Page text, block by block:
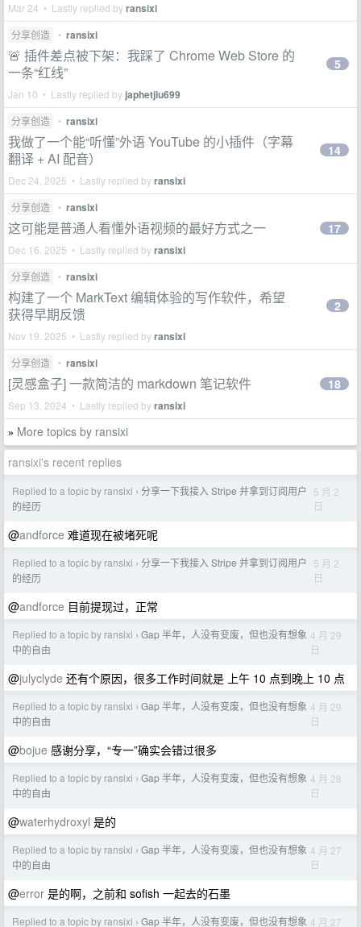
Mar 24 • Lastly replied byransixi
分享创造 • ransixi
🚨 插件差点被下架：我踩了 Chrome Web Store 的
一条“红线”
Jan 10 • Lastly replied by japhetjiu699
5
分享创造 • ransixi
我做了一个能“听懂”外语 YouTube 的小插件（字幕
翻译 + AI 配音）
Dec 24, 2025 • Lastly replied byransixi
14
分享创造 • ransixi
这可能是普通人看懂外语视频的最好方式之一
Dec 16, 2025 • Lastly replied byransixi
17
分享创造 • ransixi
构建了一个 MarkText 编辑体验的写作软件，希望
获得早期反馈
Nov 19, 2025 • Lastly replied byransixi
2
分享创造 • ransixi
[灵感盒子] 一款简洁的 markdown 笔记软件
Sep 13, 2024 • Lastly replied byransixi
18
» More topics by ransixi
ransixi's recent replies
Replied to a topic by ransixi › 分享一下我接入 Stripe 并拿到订阅用户
的经历
5 月 2
日
@andforce 难道现在被堵死呢
Replied to a topic by ransixi › 分享一下我接入 Stripe 并拿到订阅用户
的经历
5 月 2
日
@andforce 目前提现过，正常
Replied to a topic by ransixi › Gap 半年，人没有变废，但也没有想象
中的自由
4 月 29
日
@julyclyde 还有个原因，很多工作时间就是 上午 10 点到晚上 10 点
Replied to a topic by ransixi › Gap 半年，人没有变废，但也没有想象
中的自由
4 月 29
日
@bojue 感谢分享，“专一”确实会错过很多
Replied to a topic by ransixi › Gap 半年，人没有变废，但也没有想象
中的自由
4 月 28
日
@waterhydroxyl 是的
Replied to a topic by ransixi › Gap 半年，人没有变废，但也没有想象
中的自由
4 月 27
日
@error 是的啊，之前和 sofish 一起去的石墨
Replied to a topic by ransixi › Gap 半年，人没有变废，但也没有想象 4 月 27